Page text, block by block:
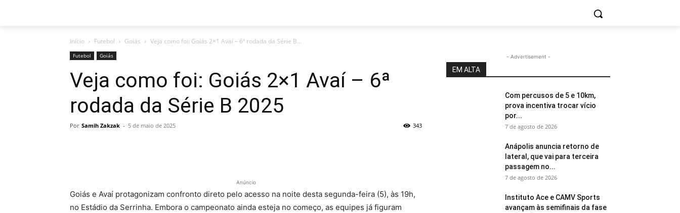
Início Futebol Goiás Veja como foi: Goiás 2×1 Avaí – 6ª rodada da Série B...
Futebol Goiás
Veja como foi: Goiás 2×1 Avaí – 6ª
rodada da Série B 2025
Por Samih Zakzak - 5 de maio de 2025 343
Anúncio
Goiás e Avaí protagonizam confronto direto pelo acesso na noite desta segunda-feira (5), às 19h,
no Estádio da Serrinha. Embora o campeonato ainda esteja no começo, as equipes já figuram
- Advertisement -
EM ALTA
Com percusos de 5 e 10km,
prova incentiva trocar vício
por...
7 de agosto de 2026
Anápolis anuncia retorno de
lateral, que vai para terceira
passagem no...
7 de agosto de 2026
Instituto Ace e CAMV Sports
avançam às semifinais da fase